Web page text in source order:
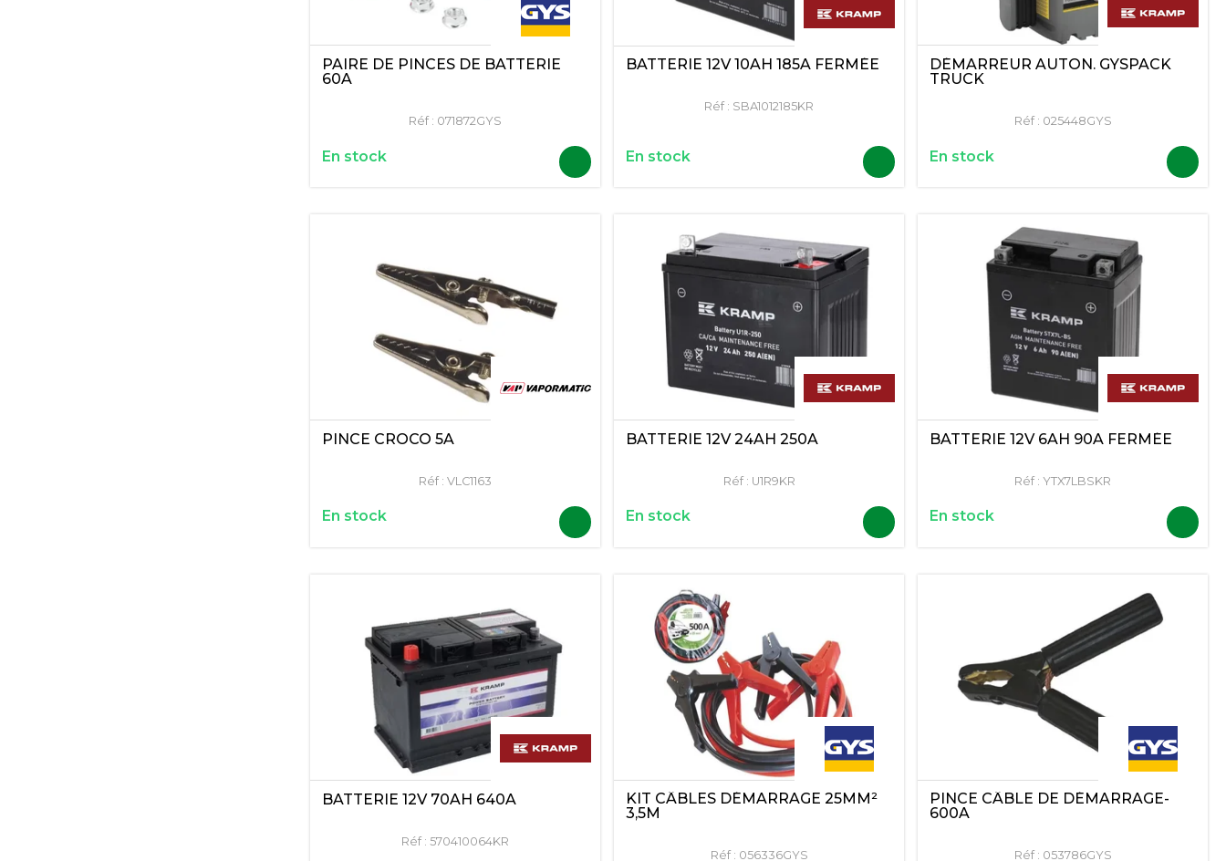
PAIRE DE PINCES DE BATTERIE
60A
Réf : 071872GYS
En stock
BATTERIE 12V 10AH 185A FERMÉE
Réf : SBA1012185KR
En stock
DÉMARREUR AUTON. GYSPACK
TRUCK
Réf : 025448GYS
En stock
PINCE CROCO 5A
Réf : VLC1163
En stock
BATTERIE 12V 24AH 250A
Réf : U1R9KR
En stock
BATTERIE 12V 6AH 90A FERMÉE
Réf : YTX7LBSKR
En stock
BATTERIE 12V 70AH 640A
Réf : 570410064KR
KIT CÂBLES DÉMARRAGE 25MM²
3,5M
Réf : 056336GYS
PINCE CÂBLE DE DÉMARRAGE-
600A
Réf : 053786GYS